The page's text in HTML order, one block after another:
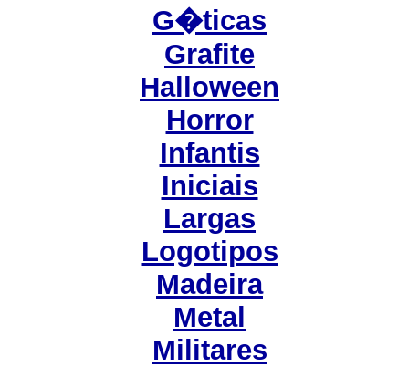
G�ticas
Grafite
Halloween
Horror
Infantis
Iniciais
Largas
Logotipos
Madeira
Metal
Militares